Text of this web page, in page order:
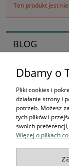
Ten produkt jest
BLOG
Zaczynamy
16-04-2026 , Stworek
Jak
figurki?
Dbamy o
Pliki cookies i
działanie strony i
potrzeb. Możesz
tych plików i
swoich
Więcej o plikach